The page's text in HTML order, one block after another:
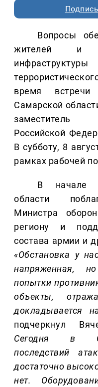
Вопросы
жителей и
время встречи
Самарской
заместитель
Российской
В субботу, 8
рамках рабочей
В начале
области
Министра
региону и
состава армии и
«Обстановка у
напряженная,
попытки
объекты,
докладывается
подчеркнул
Сегодня в
последствий
достаточно
нет.